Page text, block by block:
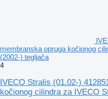
membranska opruga kočionog
(2002-) tegljača
4
IVECO Stralis (01.02-)
kočionog cilindra za IVECO